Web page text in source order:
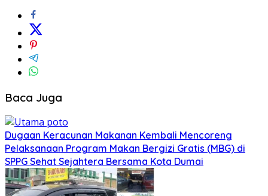
Baca Juga
Dugaan Keracunan Makanan Kembali Mencoreng
Pelaksanaan Program Makan Bergizi Gratis (MBG) di
SPPG Sehat Sejahtera Bersama Kota Dumai